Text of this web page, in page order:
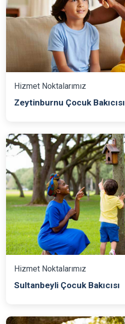
Hizmet Noktalarımız
Zeytinburnu Çocuk Bakıcısı
Hizmet Noktalarımız
Sultanbeyli Çocuk Bakıcısı